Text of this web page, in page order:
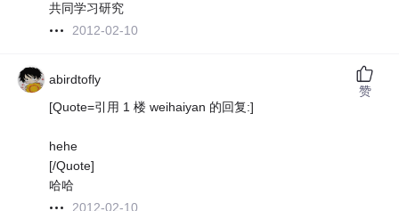
共同学习研究
2012-02-10
abirdtofly
[Quote=引用 1 楼 weihaiyan 的回复:]
hehe
[/Quote]
哈哈
2012-02-10
赞